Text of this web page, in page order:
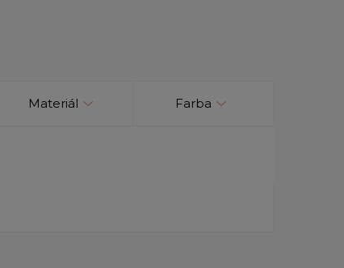
Materiál Farba